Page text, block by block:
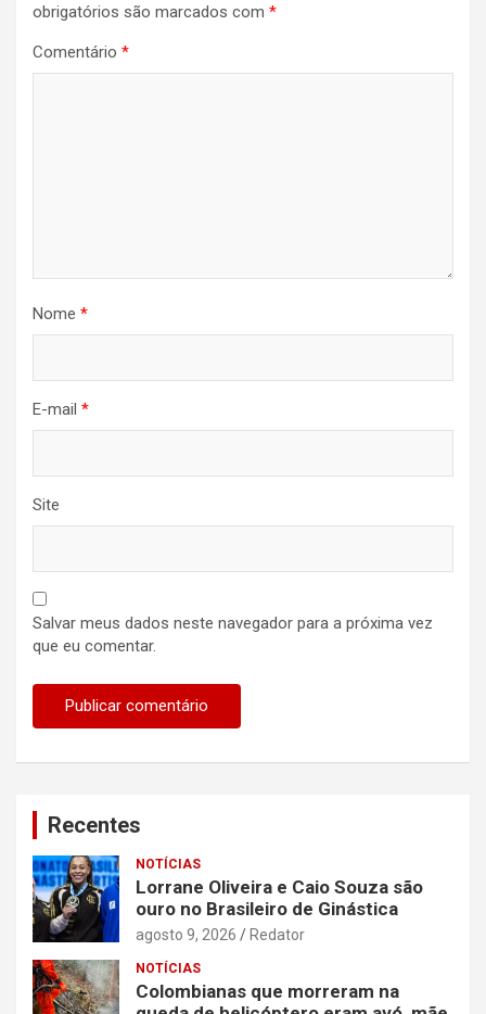
obrigatórios são marcados com *
Comentário *
Nome *
E-mail *
Site
Salvar meus dados neste navegador para a próxima vez
que eu comentar.
Recentes
NOTÍCIAS
Lorrane Oliveira e Caio Souza são
ouro no Brasileiro de Ginástica
agosto 9, 2026 Redator
NOTÍCIAS
Colombianas que morreram na